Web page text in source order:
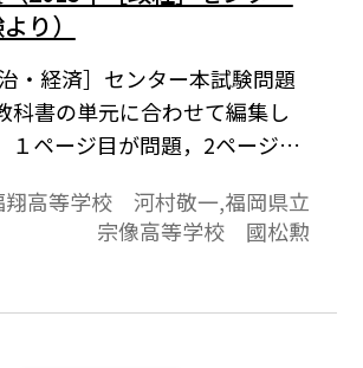
り）
・経済］センター本試験問題
科書の単元に合わせて編集し
１ページ目が問題，2ページ目
翔高等学校 河村敬一,福岡県立
宗像高等学校 國松勲